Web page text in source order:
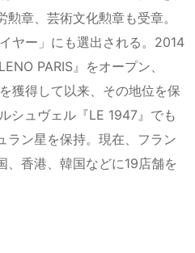
章、芸術文化勲章も受章。
ヤー」にも選出される。2014
PARIS』をオープン、
獲得して以来、その地位を保
シュヴェル『LE 1947』でも
ラン星を保持。現在、フラン
、香港、韓国などに19店舗を